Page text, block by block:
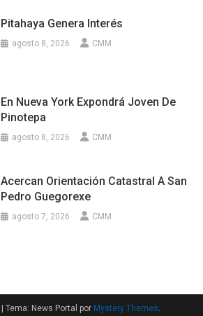
Pitahaya Genera Interés
agosto 8, 2026 CMM
En Nueva York Expondrá Joven De
Pinotepa
agosto 8, 2026 CMM
Acercan Orientación Catastral A San
Pedro Guegorexe
agosto 7, 2026 CMM
| Tema: News Portal por Mystery Themes